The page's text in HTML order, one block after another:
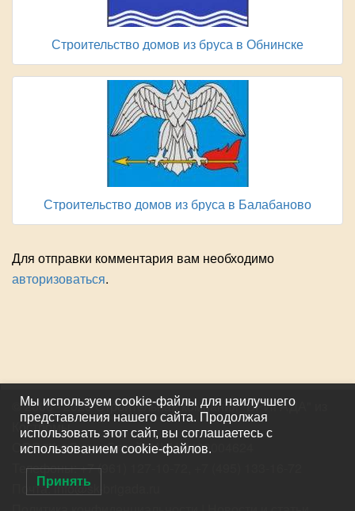
Строительство домов из бруса в Обнинске
Строительство домов из бруса в Балабаново
Для отправки комментария вам необходимо
авторизоваться.
© 2006 - 2026 Строительная компания "БРИГАДА"
Костромы
ООО "КосЛидерСтрой" ИНН 4400004624
Телефоны:+7 (961) 127-10-72
Почта:info@sk-brigada.ru
Мы используем cookie-файлы для наилучшего
представления нашего сайта. Продолжая
использовать этот сайт, вы соглашаетесь с
использованием cookie-файлов.
Принять